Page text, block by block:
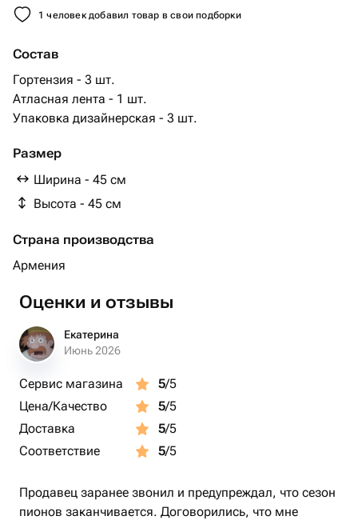
1 человек добавил товар в свои подборки
Состав
Гортензия - 3 шт.
Атласная лента - 1 шт.
Упаковка дизайнерская - 3 шт.
Размер
Ширина - 45 см
Высота - 45 см
Страна производства
Армения
Оценки и отзывы
Екатерина
Июнь 2026
Сервис магазина 5/5
Цена/Качество
5/5
Доставка
5/5
Соответствие
5/5
Продавец заранее звонил и предупреждал, что сезон
пионов заканчивается. Договорились, что мне